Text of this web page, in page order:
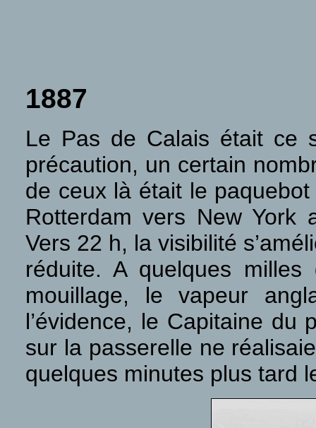
1887
Le Pas de Calais était ce
précaution, un certain
de ceux là était le
Rotterdam vers New York
Vers 22 h, la visibilité
réduite. A quelques
mouillage, le vapeur
l’évidence, le Capitaine
sur la passerelle ne
quelques minutes plus tard